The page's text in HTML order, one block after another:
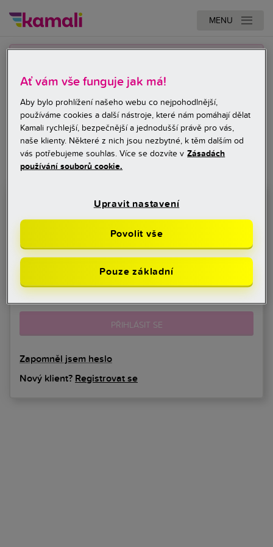
MENU
Kontakty
Přihlášení
Klientské
sekce
schválena? Stále čekáte na výplatu půjčky? Chcete
dokončit rozpracovanou žádost?
přihlášení do klientské sekce.
×
Přihlásit se do
Klientské sekce
TELEFONNÍ ČÍSLO
HESLO
PŘIHLÁSIT SE
Zapomněl jsem heslo
Nový klient? Registrovat se
Ať vám vše funguje jak má!
Aby bylo prohlížení našeho webu co nejpohodlnější,
používáme cookies a další nástroje, které nám pomáhají dělat
Kamali rychlejší, bezpečnější a jednodušší právě pro vás,
naše klienty. Některé z nich jsou nezbytné, k těm dalším od
vás potřebujeme souhlas. Více se dozvíte v Zásadách
používání souborů cookie.
Upravit nastavení
Pouze základní
Povolit vše